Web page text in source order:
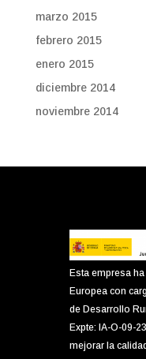
marzo 2015
febrero 2015
enero 2015
diciembre 2014
noviembre 2014
Esta empresa
Europea con
de Desarrollo
Expte: IA-O-09-
mejorar la